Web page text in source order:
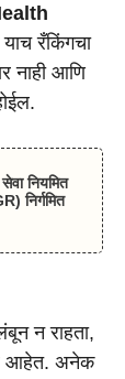
याच रँकिंगचा
नाही आणि
नियमित
निर्गमित
न राहता,
आहेत. अनेक